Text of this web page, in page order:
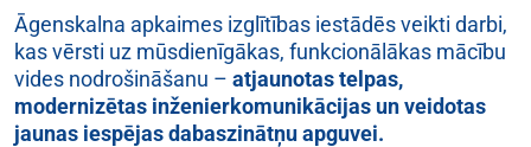
Āgenskalna apkaimes izglītības iestādēs veikti darbi,
kas vērsti uz mūsdienīgākas, funkcionālākas mācību
vides nodrošināšanu – atjaunotas telpas,
modernizētas inženierkomunikācijas un veidotas
jaunas iespējas dabaszinātņu apguvei.